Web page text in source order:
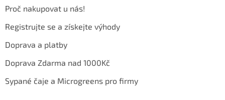
Proč nakupovat u nás!
Registrujte se a získejte výhody
Doprava a platby
Doprava Zdarma nad 1000Kč
Sypané čaje a Microgreens pro firmy